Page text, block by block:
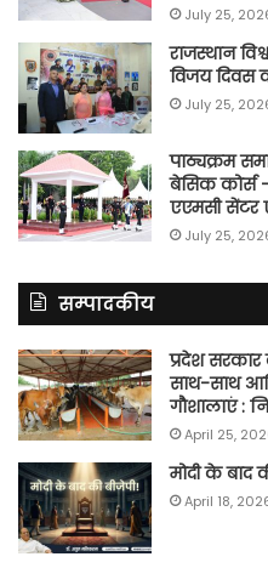
July 25,
राजस्थान
विजय दिवस
July 25,
पाठ्यक्रम
बेसिक कोर्स
एएमसी
July 25,
सम्पादकीय
प्रदेश
साथ-साथ
गौशालाएं :
April 25,
मोदी के बाद
April 18,